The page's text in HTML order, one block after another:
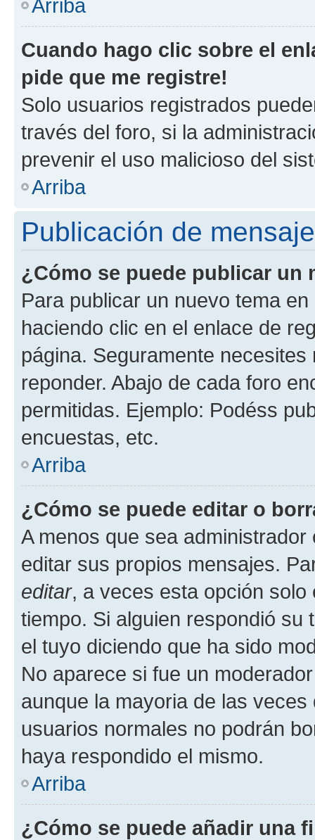
Arriba
Cuando hago clic sobre el
pide que me registre!
Solo usuarios registrados
través del foro, si la
prevenir el uso malicioso del
Arriba
Publicación de
¿Cómo se puede publicar un
Para publicar un nuevo tema
haciendo clic en el enlace de
página. Seguramente
reponder. Abajo de cada foro
permitidas. Ejemplo: Podéss
encuestas, etc.
Arriba
¿Cómo se puede editar o
A menos que sea
editar sus propios mensajes.
editar, a veces esta opción
tiempo. Si alguien respondió
el tuyo diciendo que ha sido
No aparece si fue un
aunque la mayoria de las
usuarios normales no podrán
haya respondido el mismo.
Arriba
¿Cómo se puede añadir una